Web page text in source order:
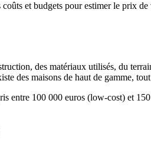
et budgets pour estimer le prix
des matériaux utilisés, du
des maisons de haut de gamme,
entre 100 000 euros (low-cost) et